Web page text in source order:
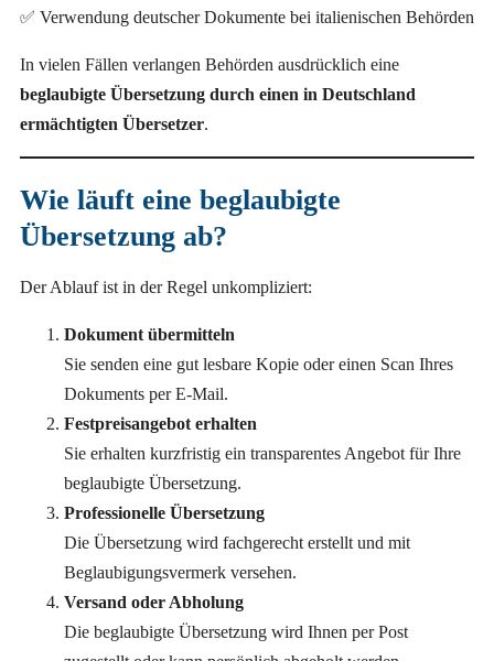
✅ Verwendung deutscher Dokumente bei italienischen Behörden
In vielen Fällen verlangen Behörden ausdrücklich eine
beglaubigte Übersetzung durch einen in Deutschland
ermächtigten Übersetzer.
Wie läuft eine beglaubigte
Übersetzung ab?
Der Ablauf ist in der Regel unkompliziert:
Dokument übermitteln
Sie senden eine gut lesbare Kopie oder einen Scan Ihres
Dokuments per E-Mail.
Festpreisangebot erhalten
Sie erhalten kurzfristig ein transparentes Angebot für Ihre
beglaubigte Übersetzung.
Professionelle Übersetzung
Die Übersetzung wird fachgerecht erstellt und mit
Beglaubigungsvermerk versehen.
Versand oder Abholung
Die beglaubigte Übersetzung wird Ihnen per Post